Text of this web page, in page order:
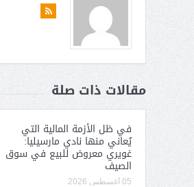
مقالات ذات صلة
في ظل الأزمة المالية التي
يُعاني منها نادي مارسيليا:
غويري معروض للبيع في سوق
الصيف
05 أغسطس 2026